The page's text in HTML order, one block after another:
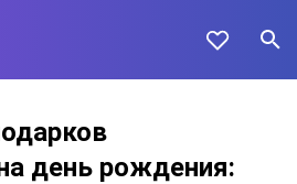
день рождения: